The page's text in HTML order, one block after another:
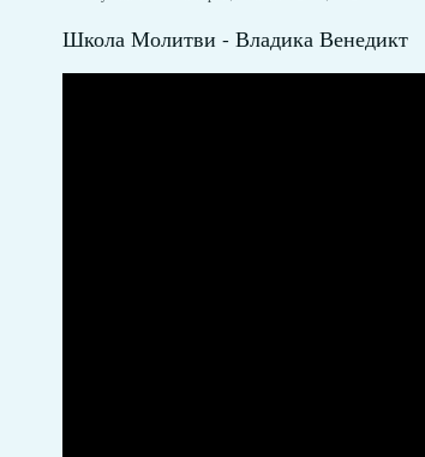
Школа Молитви - Владика Венедикт